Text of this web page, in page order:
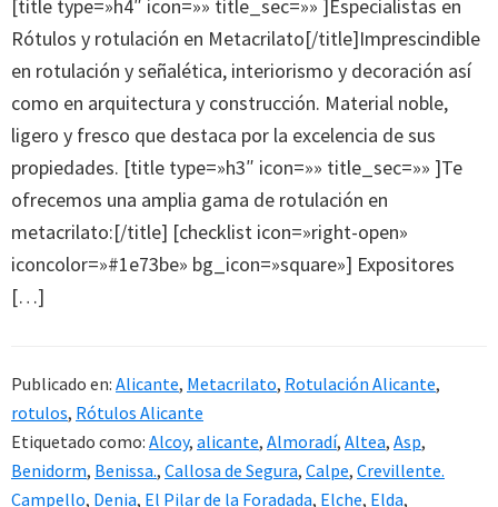
[title type=»h4″ icon=»» title_sec=»» ]Especialistas en
Rótulos y rotulación en Metacrilato[/title]Imprescindible
en rotulación y señalética, interiorismo y decoración así
como en arquitectura y construcción. Material noble,
ligero y fresco que destaca por la excelencia de sus
propiedades. [title type=»h3″ icon=»» title_sec=»» ]Te
ofrecemos una amplia gama de rotulación en
metacrilato:[/title] [checklist icon=»right-open»
iconcolor=»#1e73be» bg_icon=»square»] Expositores
[…]
Publicado en: Alicante, Metacrilato, Rotulación Alicante,
rotulos, Rótulos Alicante
Etiquetado como: Alcoy, alicante, Almoradí, Altea, Asp,
Benidorm, Benissa., Callosa de Segura, Calpe, Crevillente.
Campello, Denia, El Pilar de la Foradada, Elche, Elda,